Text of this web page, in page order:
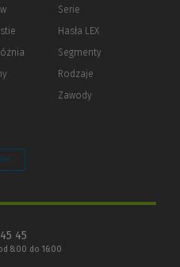
(Nowe
(Link
innej
Serie
Hasła LEX
Segmenty
Rodzaje
Zawody
45
8:00 do 16:00